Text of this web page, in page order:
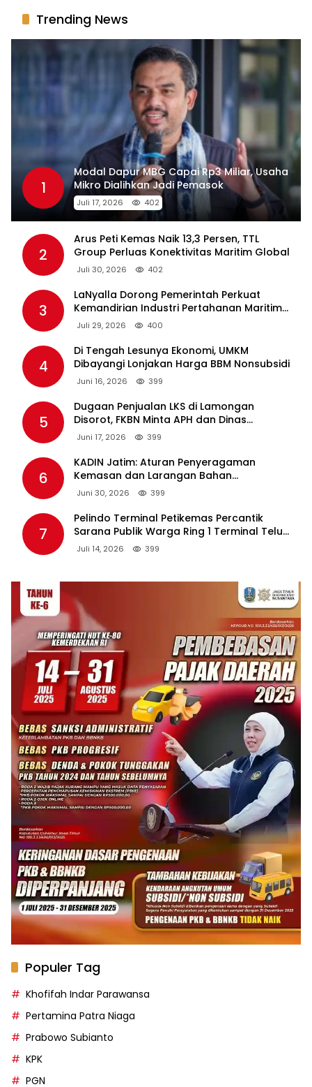
Trending News
1
Modal Dapur MBG Capai Rp3 Miliar, Usaha
Mikro Dialihkan Jadi Pemasok
Juli 17, 2026 402
2
Arus Peti Kemas Naik 13,3 Persen, TTL
Group Perluas Konektivitas Maritim Global
Juli 30, 2026 402
3
LaNyalla Dorong Pemerintah Perkuat
Kemandirian Industri Pertahanan Maritim
Lewat PT PAL
Juli 29, 2026 400
4
Di Tengah Lesunya Ekonomi, UMKM
Dibayangi Lonjakan Harga BBM Nonsubsidi
Juni 16, 2026 399
5
Dugaan Penjualan LKS di Lamongan
Disorot, FKBN Minta APH dan Dinas
Pendidikan Bertindak Tegas.
Juni 17, 2026 399
6
KADIN Jatim: Aturan Penyeragaman
Kemasan dan Larangan Bahan
Tambahan Berpotensi Ganggu Industri
Juni 30, 2026 399
7
Pelindo Terminal Petikemas Percantik
Sarana Publik Warga Ring 1 Terminal Teluk
Lamong Lewat Program TJSL
Juli 14, 2026 399
Populer Tag
Khofifah Indar Parawansa
Pertamina Patra Niaga
Prabowo Subianto
KPK
PGN